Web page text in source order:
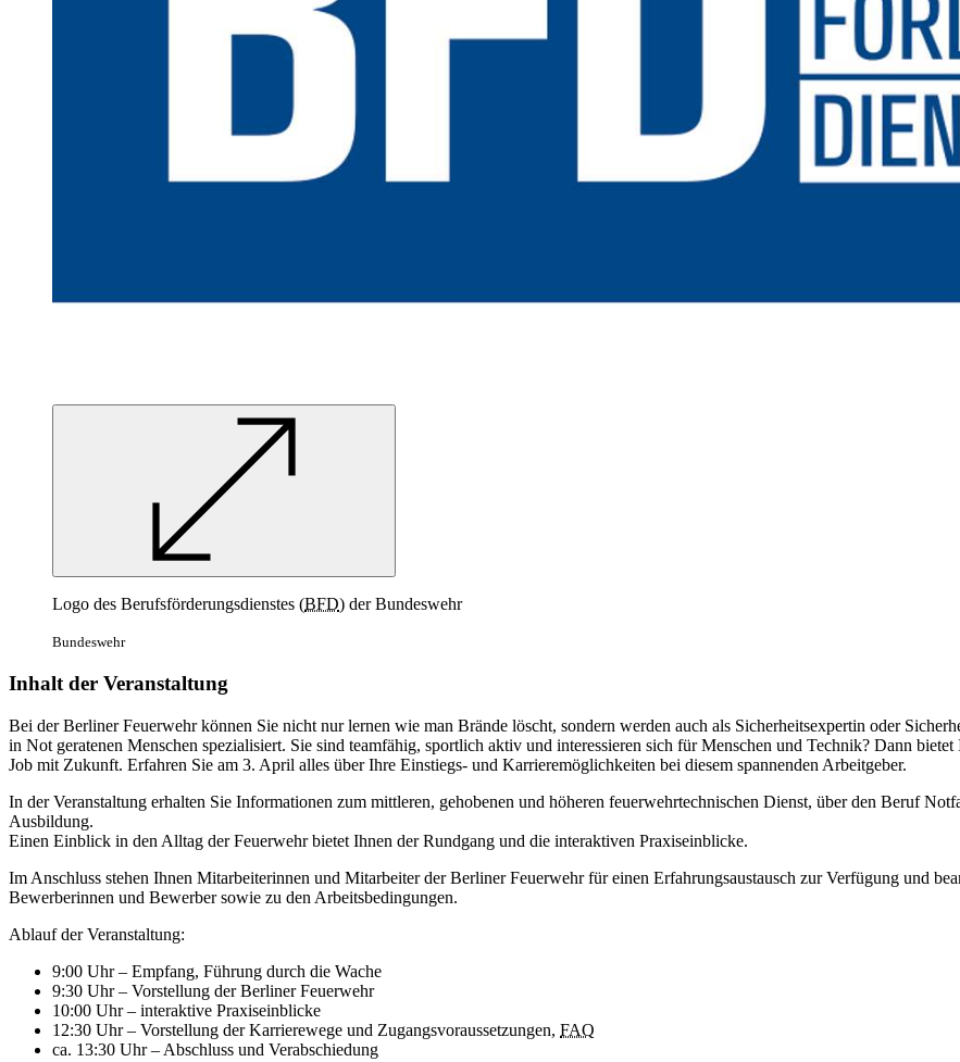
Logo des Berufsförderungsdienstes (BFD) der Bundeswehr
Bundeswehr
Inhalt der Veranstaltung
Bei der Berliner Feuerwehr können Sie nicht nur lernen wie man Brände löscht, sondern werden auch als Sicherheitsexpertin oder
in Not geratenen Menschen spezialisiert. Sie sind teamfähig, sportlich aktiv und interessieren sich für Menschen und Technik? Dann
Job mit Zukunft. Erfahren Sie am 3. April alles über Ihre Einstiegs- und Karrieremöglichkeiten bei diesem spannenden Arbeitgeber.
In der Veranstaltung erhalten Sie Informationen zum mittleren, gehobenen und höheren feuerwehrtechnischen Dienst, über den Beruf
Ausbildung.
Einen Einblick in den Alltag der Feuerwehr bietet Ihnen der Rundgang und die interaktiven Praxiseinblicke.
Im Anschluss stehen Ihnen Mitarbeiterinnen und Mitarbeiter der Berliner Feuerwehr für einen Erfahrungsaustausch zur Verfügung und
Bewerberinnen und Bewerber sowie zu den Arbeitsbedingungen.
Ablauf der Veranstaltung:
9:00 Uhr – Empfang, Führung durch die Wache
9:30 Uhr – Vorstellung der Berliner Feuerwehr
10:00 Uhr – interaktive Praxiseinblicke
12:30 Uhr – Vorstellung der Karrierewege und Zugangsvoraussetzungen, FAQ
ca. 13:30 Uhr – Abschluss und Verabschiedung